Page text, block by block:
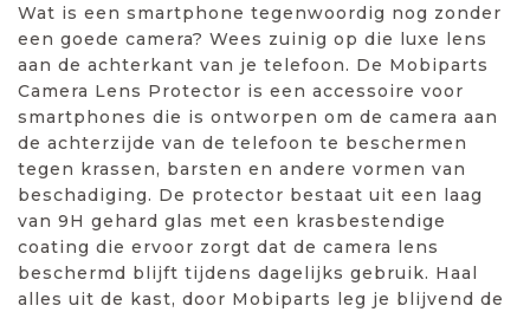
Wat is een smartphone tegenwoordig nog zonder
een goede camera? Wees zuinig op die luxe lens
aan de achterkant van je telefoon. De Mobiparts
Camera Lens Protector is een accessoire voor
smartphones die is ontworpen om de camera aan
de achterzijde van de telefoon te beschermen
tegen krassen, barsten en andere vormen van
beschadiging. De protector bestaat uit een laag
van 9H gehard glas met een krasbestendige
coating die ervoor zorgt dat de camera lens
beschermd blijft tijdens dagelijks gebruik. Haal
alles uit de kast, door Mobiparts leg je blijvend de